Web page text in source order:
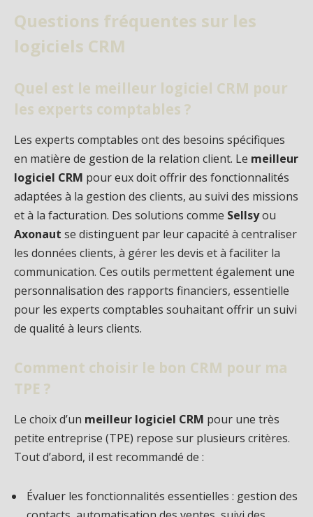
Questions fréquentes sur les
logiciels CRM
Quel est le meilleur logiciel CRM pour
les experts comptables ?
Les experts comptables ont des besoins spécifiques
en matière de gestion de la relation client. Le meilleur
logiciel CRM pour eux doit offrir des fonctionnalités
adaptées à la gestion des clients, au suivi des missions
et à la facturation. Des solutions comme Sellsyou
Axonaut se distinguent par leur capacité à centraliser
les données clients, à gérer les devis et à faciliter la
communication. Ces outils permettent également une
personnalisation des rapports financiers, essentielle
pour les experts comptables souhaitant offrir un suivi
de qualité à leurs clients.
Comment choisir le bon CRM pour ma
TPE ?
Le choix d’un meilleur logiciel CRM pour une très
petite entreprise (TPE) repose sur plusieurs critères.
Tout d’abord, il est recommandé de :
Évaluer les fonctionnalités essentielles : gestion des